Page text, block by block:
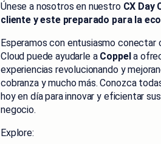
Únese a nosotros en nuestro CX Day
cliente y este preparado para la
Esperamos con entusiasmo
Cloud puede ayudarle a Coppel a
experiencias revolucionando y
cobranza y mucho más. Conozca
hoy en día para innovar y eficientar
negocio.
Explore: